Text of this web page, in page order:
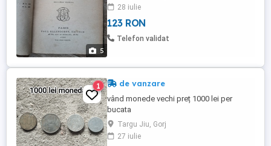
5
28 iulie
123 RON
Telefon validat
1 de vanzare
vând monede vechi preț 1000 lei per
bucata
Targu Jiu, Gorj
27 iulie